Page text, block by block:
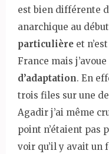
est bien différente
anarchique au
particulière et
France mais j’avoue
d’adaptation. En
trois files sur une
Agadir j’ai même
point n’étaient pas
voir qu’il y avait un